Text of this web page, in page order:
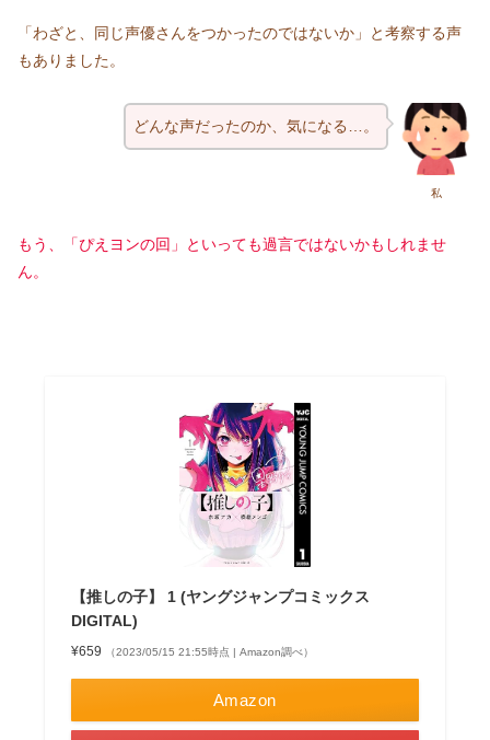
「わざと、同じ声優さんをつかったのではないか」と考察する声
もありました。
私
どんな声だったのか、気になる…。
もう、「ぴえヨンの回」といっても過言ではないかもしれませ
ん。
【推しの子】 1 (ヤングジャンプコミックス
DIGITAL)
¥659 （2023/05/15 21:55時点 | Amazon調べ）
Amazon